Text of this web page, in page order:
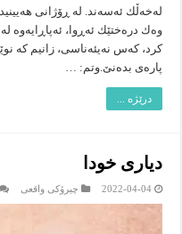
له‌خه‌ڵك ئه‌سه‌ند. له‌ ڕۆژانی
وه‌ك دره‌ختێك ئه‌ڕوا، ئه‌پاڕایه‌وه‌
كرد، كه‌س نه‌یئه‌ناسی، زانیم كه‌
پاره‌ی بده‌نێ.وتم: …
درێژە ...
دیاری خودا
2022-04-04 چیرۆکى واقعى